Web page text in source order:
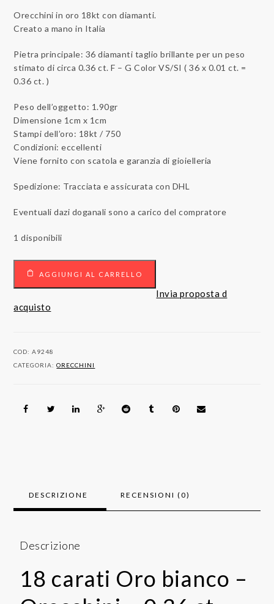
Orecchini in oro 18kt con diamanti.
Creato a mano in Italia
Pietra principale: 36 diamanti taglio brillante per un peso
stimato di circa 0.36 ct. F – G Color VS/SI ( 36 x 0.01 ct. =
0.36 ct. )
Peso dell’oggetto: 1.90gr
Dimensione 1cm x 1cm
Stampi dell’oro: 18kt / 750
Condizioni: eccellenti
Viene fornito con scatola e garanzia di gioielleria
Spedizione: Tracciata e assicurata con DHL
Eventuali dazi doganali sono a carico del compratore
1 disponibili
carati
bianco
AGGIUNGI AL CARRELLO
Invia proposta d
acquisto
COD:A9248
CATEGORIA:ORECCHINI
DESCRIZIONE RECENSIONI (0)
Descrizione
18 carati Oro bianco –